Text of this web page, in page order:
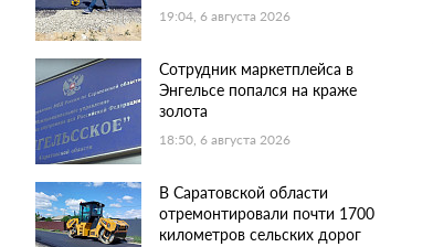
19:04, 6 августа 2026
Сотрудник маркетплейса в
Энгельсе попался на краже
золота
18:50, 6 августа 2026
В Саратовской области
отремонтировали почти 1700
километров сельских дорог